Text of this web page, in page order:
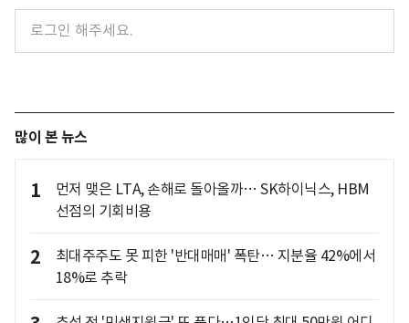
많이 본 뉴스
1
먼저 맺은 LTA, 손해로 돌아올까… SK하이닉스, HBM
선점의 기회비용
2
최대주주도 못 피한 '반대매매' 폭탄… 지분율 42%에서
18%로 추락